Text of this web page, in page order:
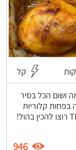
קל
ושום הכל בסיר
קלוריות
946